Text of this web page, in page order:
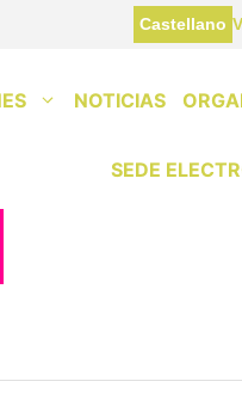
Castellano
NOTICIAS
SEDE